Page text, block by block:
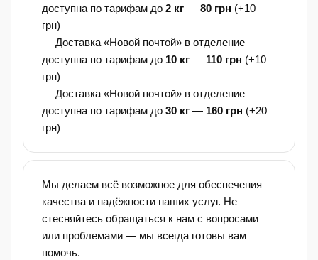
доступна по тарифам до 2 кг — 80 грн (+10
грн)
— Доставка «Новой почтой» в отделение
доступна по тарифам до 10 кг — 110 грн (+10
грн)
— Доставка «Новой почтой» в отделение
доступна по тарифам до 30 кг — 160 грн (+20
грн)
Мы делаем всё возможное для обеспечения
качества и надёжности наших услуг. Не
стесняйтесь обращаться к нам с вопросами
или проблемами — мы всегда готовы вам
помочь.